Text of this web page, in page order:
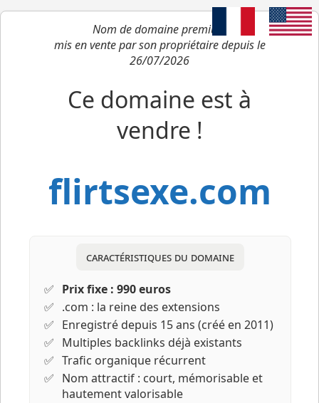
Nom de domaine premium
mis en vente par son propriétaire depuis le
26/07/2026
Ce domaine est à
vendre !
flirtsexe.com
caractéristiques du domaine
Prix fixe : 990 euros
.com : la reine des extensions
Enregistré depuis 15 ans (créé en 2011)
Multiples backlinks déjà existants
Trafic organique récurrent
Nom attractif : court, mémorisable et
hautement valorisable